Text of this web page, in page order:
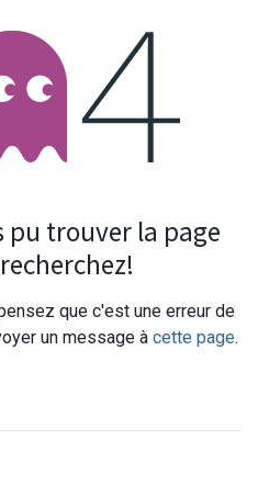
pu trouver la page
que c'est une erreur de
un message à cette page.